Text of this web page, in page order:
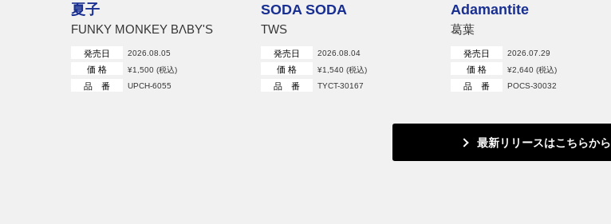
夏子
FUNKY MONKEY BΛBY'S
発売日 2026.08.05
価 格 ¥1,500 (税込)
品 番 UPCH-6055
SODA SODA
TWS
発売日 2026.08.04
価 格 ¥1,540 (税込)
品 番 TYCT-30167
Adamantite
葛葉
発売日 2026.07.29
価 格 ¥2,640 (税込)
品 番 POCS-30032
最新リリースはこちらから